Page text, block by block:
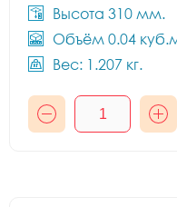
Высота 310 мм.
Объём 0.04
Вес: 1.207 кг.